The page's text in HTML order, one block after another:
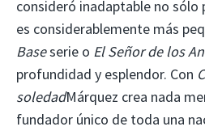
consideró inadaptable no sólo
es considerablemente más
Baseserie o El Señor de los
profundidad y esplendor. Con
soledadMárquez crea nada
fundador único de toda una